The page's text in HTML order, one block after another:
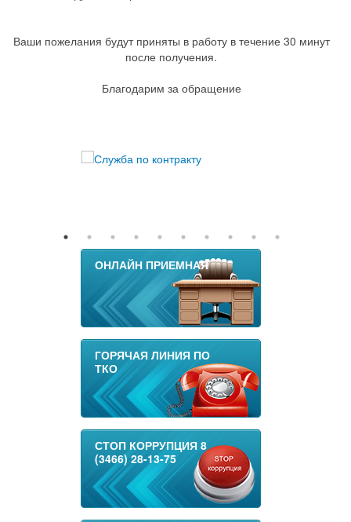
Ваши пожелания будут приняты в работу в течение 30 минут
после получения.
Благодарим за обращение
ОНЛАЙН ПРИЕМНАЯ
ГОРЯЧАЯ ЛИНИЯ ПО
ТКО
СТОП КОРРУПЦИЯ 8
(3466) 28-13-75